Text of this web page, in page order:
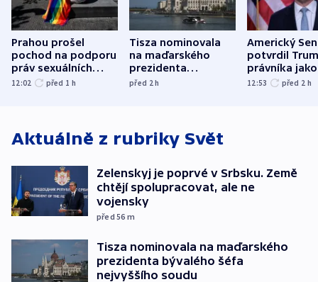
Prahou prošel
pochod na podporu
práv sexuálních
menšin
12:02 před 1 h
Tisza nominovala
na maďarského
prezidenta
bývalého šéfa
před 2h
Americký
potvrdil
právníka jako
ministra
12:53 před 2 h
Aktuálně z rubriky Svět
Zelenskyj je poprvé v Srbsku. Země
chtějí spolupracovat, ale ne
vojensky
před 56 m
Tisza nominovala na maďarského
prezidenta bývalého šéfa
nejvyššího soudu